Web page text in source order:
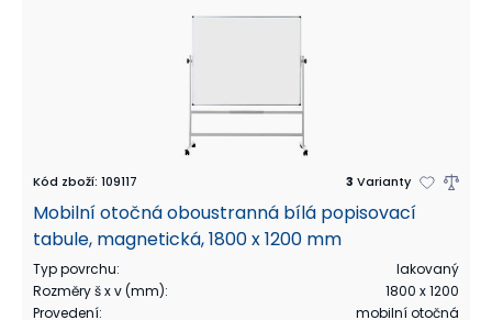
Kód zboží: 109117 3 Varianty
Mobilní otočná oboustranná bílá popisovací
tabule, magnetická, 1800 x 1200 mm
Typ povrchu:
lakovaný
Rozměry š x v (mm):
1800 x 1200
Provedení: mobilní otočná